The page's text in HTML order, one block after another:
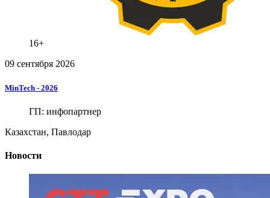
16+
09 сентября 2026
MinTech - 2026
ГП: инфопартнер
Казахстан, Павлодар
Новости